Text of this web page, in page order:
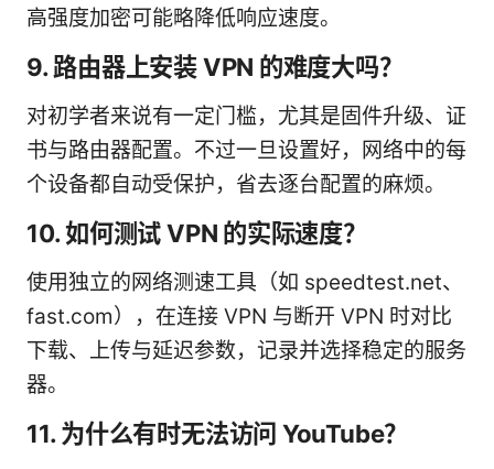
高强度加密可能略降低响应速度。
9. 路由器上安装 VPN 的难度大吗？
对初学者来说有一定门槛，尤其是固件升级、证
书与路由器配置。不过一旦设置好，网络中的每
个设备都自动受保护，省去逐台配置的麻烦。
10. 如何测试 VPN 的实际速度？
使用独立的网络测速工具（如 speedtest.net、
fast.com），在连接 VPN 与断开 VPN 时对比
下载、上传与延迟参数，记录并选择稳定的服务
器。
11. 为什么有时无法访问 YouTube？